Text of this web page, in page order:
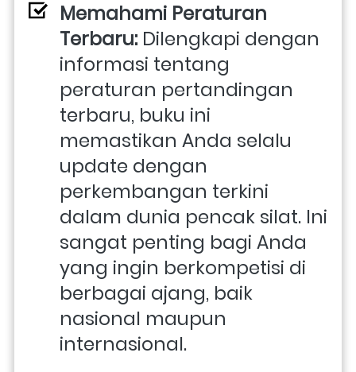
Memahami Peraturan
Terbaru: Dilengkapi dengan
informasi tentang
peraturan pertandingan
terbaru, buku ini
memastikan Anda selalu
update dengan
perkembangan terkini
dalam dunia pencak silat. Ini
sangat penting bagi Anda
yang ingin berkompetisi di
berbagai ajang, baik
nasional maupun
internasional.